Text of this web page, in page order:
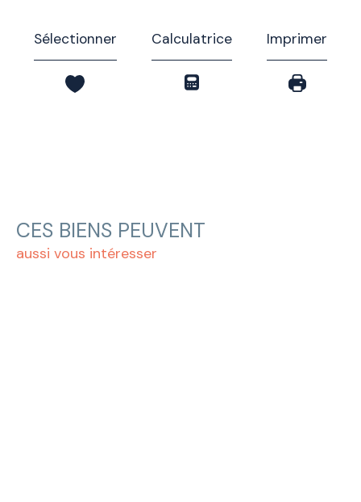
Sélectionner Calculatrice Imprimer
CES BIENS PEUVENT
aussi vous intéresser